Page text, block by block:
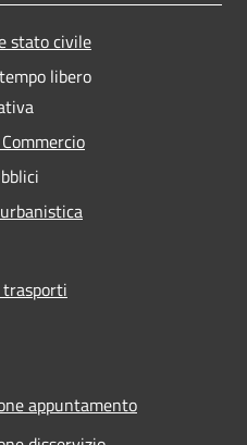
stato civile
libero
appuntamento